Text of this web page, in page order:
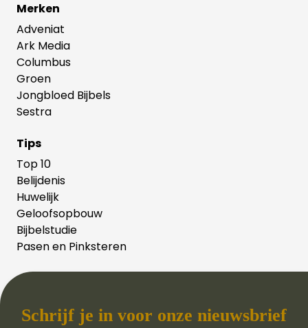
Merken
Adveniat
Ark Media
Columbus
Groen
Jongbloed Bijbels
Sestra
Tips
Top 10
Belijdenis
Huwelijk
Geloofsopbouw
Bijbelstudie
Pasen en Pinksteren
Schrijf je in voor onze nieuwsbrief